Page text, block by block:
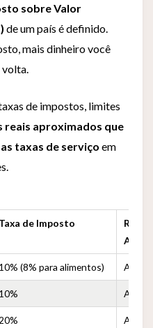
sobre Valor
de um país é definido.
mais dinheiro você
de impostos, limites
reais aproximados que
taxas de serviço em
Taxa de Imposto
10% (8% para alimentos)
10%
20%